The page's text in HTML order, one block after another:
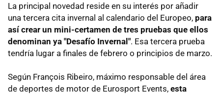
La principal novedad reside en su interés por añadir
una tercera cita invernal al calendario del Europeo, para
así crear un mini-certamen de tres pruebas que ellos
denominan ya "Desafío Invernal". Esa tercera prueba
tendría lugar a finales de febrero o principios de marzo.
Según François Ribeiro, máximo responsable del área
de deportes de motor de Eurosport Events, esta